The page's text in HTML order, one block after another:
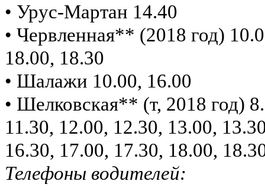
• Урус-Мартан 14.40
• Червленная** (2018 год)
18.00, 18.30
• Шалажи 10.00, 16.00
• Шелковская** (т, 2018 год)
11.30, 12.00, 12.30, 13.00,
16.30, 17.00, 17.30, 18.00,
Телефоны водителей: